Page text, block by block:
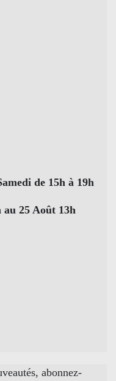
de 15h à 19h
25 Août 13h
abonnez-